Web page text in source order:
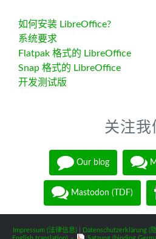
如何安装 LibreOffice?
系统要求
Flatpak 格式的 LibreOffice
Snap 格式的 LibreOffice
开发测试版
关注我
Our blog
Mastodon (TDF)
Impressum (法律信息)| Datenschutzerklärung (